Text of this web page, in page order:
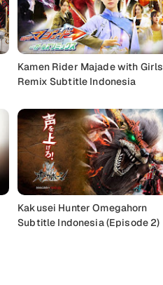
Kamen Rider Majade with Girls
Remix Subtitle Indonesia
Kakusei Hunter Omegahorn
Subtitle Indonesia (Episode 2)